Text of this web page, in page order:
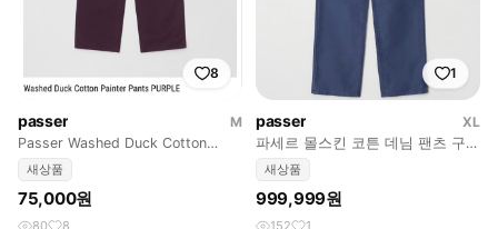
8
passer
M
Passer Washed Duck Cotton
Painter Pants
새상품
75,000원
80 8
1
passer
XL
파세르 몰스킨 코튼 데님 팬츠 구합
니다
새상품
999,999원
152 1